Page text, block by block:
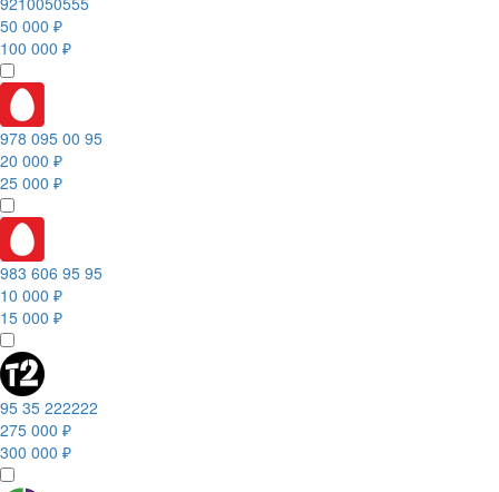
50 000 ₽
100 000 ₽
978 095 00 95
20 000 ₽
25 000 ₽
983 606 95 95
10 000 ₽
15 000 ₽
95 35 222222
275 000 ₽
300 000 ₽